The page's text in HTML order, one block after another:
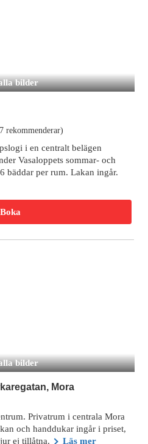
rekommenderar)
i en centralt belägen
Vasaloppets sommar- och
bäddar per rum. Lakan ingår.
Boka
bilder
Mora
Privatrum i centrala Mora
och handdukar ingår i priset,
ej tillåtna.
Läs mer
bilder